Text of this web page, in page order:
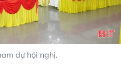
dự hội nghị.